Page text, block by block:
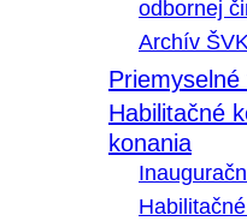
odbornej
Archív
Habilitačné
konania